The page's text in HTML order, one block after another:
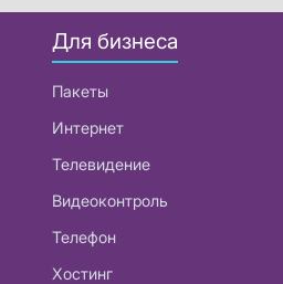
Для бизнеса
Пакеты
Интернет
Телевидение
Видеоконтроль
Телефон
Хостинг